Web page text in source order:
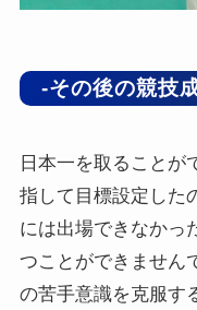
-その後の競技
日本一を取ることが
指して目標設定した
には出場できなかっ
つことができません
の苦手意識を克服す